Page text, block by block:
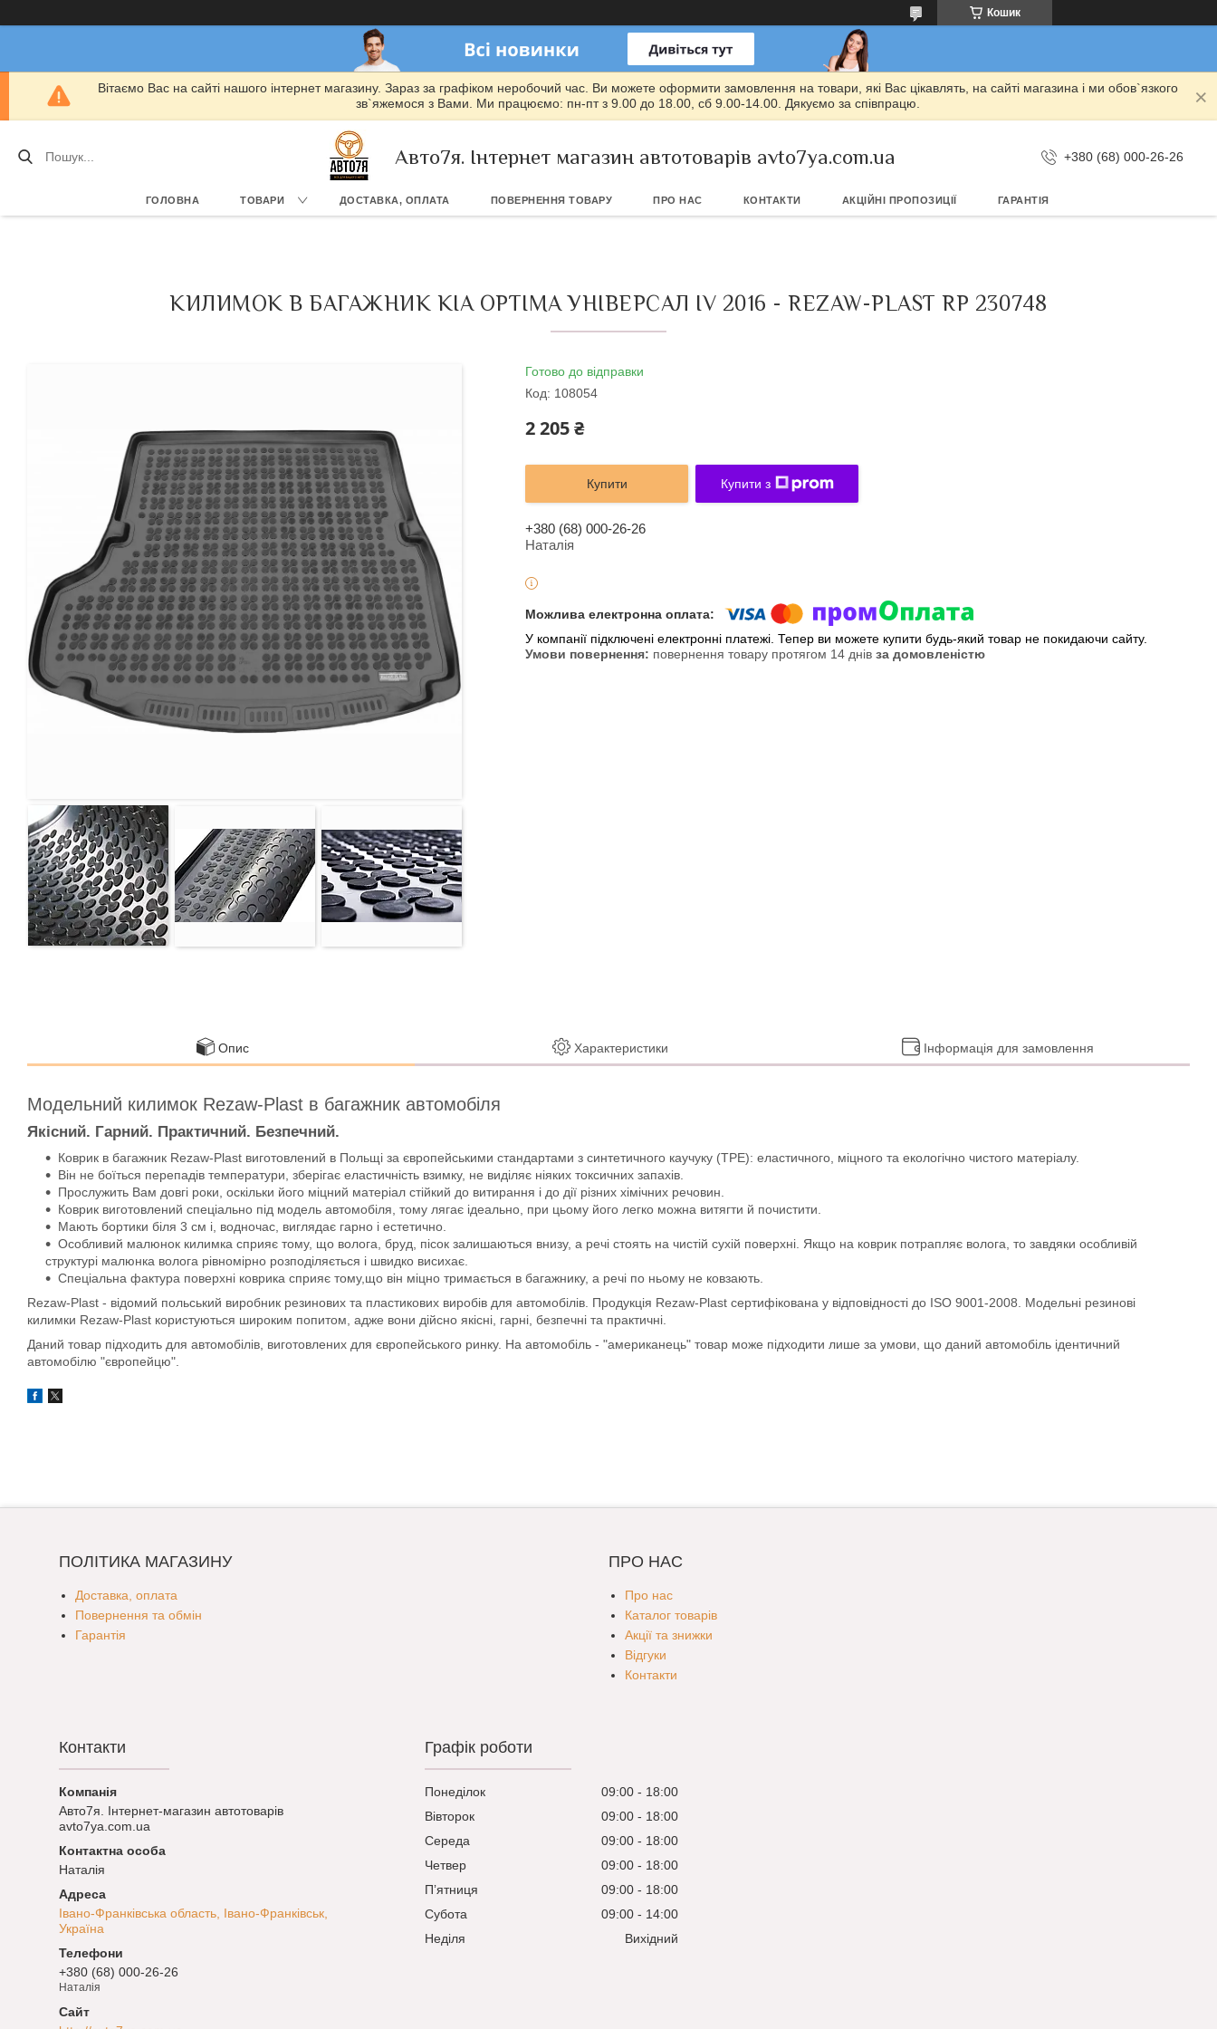
Кошик
Вітаємо Вас на сайті нашого інтернет магазину. Зараз за графіком неробочий час. Ви можете оформити замовлення на товари, які Вас цікавлять, на сайті магазина і ми обов`язкого
зв`яжемося з Вами. Ми працюємо: пн-пт з 9.00 до 18.00, сб 9.00-14.00. Дякуємо за співпрацю.
Авто7я. Інтернет магазин автотоварів avto7ya.com.ua +380 (68) 000-26-26
ГОЛОВНА ТОВАРИ ДОСТАВКА, ОПЛАТА ПОВЕРНЕННЯ ТОВАРУ ПРО НАС КОНТАКТИ АКЦІЙНІ ПРОПОЗИЦІЇ ГАРАНТІЯ
КИЛИМОК В БАГАЖНИК KIA OPTIMA УНІВЕРСАЛ IV 2016 - REZAW-PLAST RP 230748
Готово до відправки
Код: 108054
2 205 ₴
Купити Купити з
+380 (68) 000-26-26
Наталія
У компанії підключені електронні платежі. Тепер ви можете купити будь-який товар не покидаючи сайту.
повернення товару протягом 14 днів за домовленістю
Опис Характеристики Інформація для замовлення
Модельний килимок Rezaw-Plast в багажник автомобіля
Якісний. Гарний. Практичний. Безпечний.
Коврик в багажник Rezaw-Plast виготовлений в Польщі за європейськими стандартами з синтетичного каучуку (ТРЕ): еластичного, міцного та екологічно чистого матеріалу.
Він не боїться перепадів температури, зберігає еластичність взимку, не виділяє ніяких токсичних запахів.
Прослужить Вам довгі роки, оскільки його міцний матеріал стійкий до витирання і до дії різних хімічних речовин.
Коврик виготовлений спеціально під модель автомобіля, тому лягає ідеально, при цьому його легко можна витягти й почистити.
Мають бортики біля 3 см і, водночас, виглядає гарно і естетично.
Особливий малюнок килимка сприяє тому, що волога, бруд, пісок залишаються внизу, а речі стоять на чистій сухій поверхні. Якщо на коврик потрапляє волога, то завдяки особливій
структурі малюнка волога рівномірно розподіляється і швидко висихає.
Спеціальна фактура поверхні коврика сприяє тому,що він міцно тримається в багажнику, а речі по ньому не ковзають.
Rezaw-Plast - відомий польський виробник резинових та пластикових виробів для автомобілів. Продукція Rezaw-Plast сертифікована у відповідності до ISO 9001-2008. Модельні резинові
килимки Rezaw-Plast користуються широким попитом, адже вони дійсно якісні, гарні, безпечні та практичні.
Даний товар підходить для автомобілів, виготовлених для європейського ринку. На автомобіль - "американець" товар може підходити лише за умови, що даний автомобіль ідентичний
автомобілю "європейцю".
ПОЛІТИКА МАГАЗИНУ
Доставка, оплата
Повернення та обмін
Гарантія
ПРО НАС
Про нас
Каталог товарів
Акції та знижки
Відгуки
Контакти
Контакти
Авто7я. Інтернет-магазин автотоварів
avto7ya.com.ua
Наталія
Івано-Франківська область, Івано-Франківськ,
Україна
+380 (68) 000-26-26
Наталія
Графік роботи
Понеділок 09:00
18:00
Вівторок
09:00
18:00
Середа
09:00
18:00
Четвер
09:00
18:00
Пʼятниця
09:00
18:00
Субота
09:00
14:00
Неділя
Вихідний